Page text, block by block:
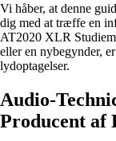
Vi håber, at denne
dig med at træffe en
AT2020 XLR
eller en nybegynder,
lydoptagelser.
Audio-
Producent af